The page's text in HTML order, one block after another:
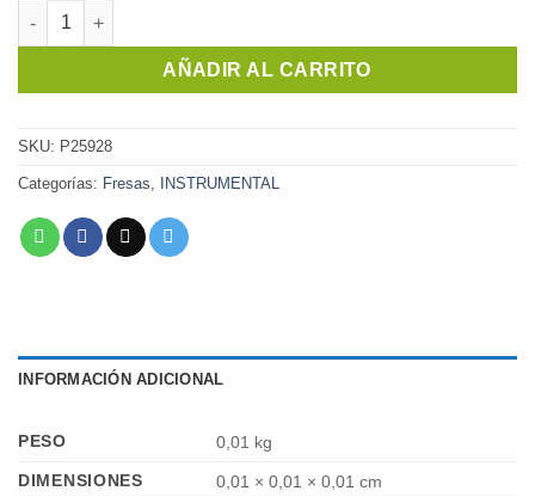
Fresa Counter Sink | Implacil cantidad
AÑADIR AL CARRITO
SKU: P25928
Categorías: Fresas, INSTRUMENTAL
INFORMACIÓN ADICIONAL
PESO
0,01 kg
DIMENSIONES
0,01 × 0,01 × 0,01 cm